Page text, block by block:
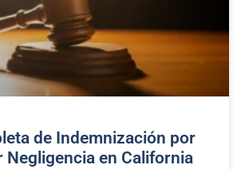
de Indemnización por
Negligencia en California